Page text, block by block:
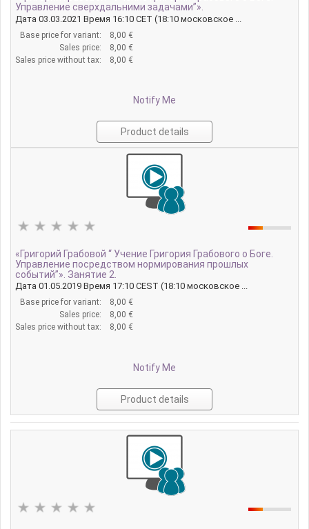
Управление сверхдальними задачами”».
Дата 03.03.2021 Время 16:10 CET (18:10 московское ...
Base price for variant:
8,00 €
Sales price:
8,00 €
Sales price without tax:
8,00 €
Notify Me
Product details
«Григорий Грабовой “ Учение Григория Грабового о Боге.
Управление посредством нормирования прошлых
событий”». Занятие 2.
Дата 01.05.2019 Время 17:10 CEST (18:10 московское ...
Base price for variant:
8,00 €
Sales price:
8,00 €
Sales price without tax:
8,00 €
Notify Me
Product details